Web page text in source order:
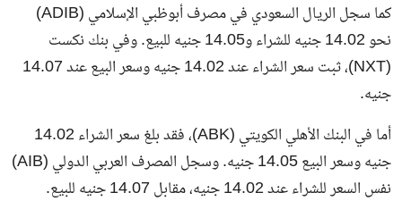
كما سجل الريال السعودي في مصرف أبوظبي الإسلامي (ADIB)
نحو 14.02 جنيه للشراء و14.05 جنيه للبيع. وفي بنك نكست
(NXT)، ثبت سعر الشراء عند 14.02 جنيه وسعر البيع عند 14.07
جنيه.
أما في البنك الأهلي الكويتي (ABK)، فقد بلغ سعر الشراء 14.02
جنيه وسعر البيع 14.05 جنيه. وسجل المصرف العربي الدولي (AIB)
نفس السعر للشراء عند 14.02 جنيه، مقابل 14.07 جنيه للبيع.